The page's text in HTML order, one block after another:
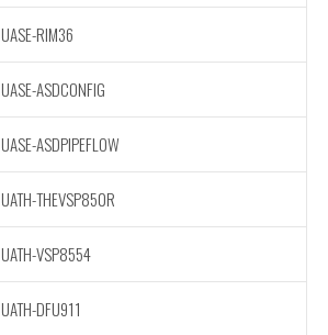
UASE-RIM36
UASE-ASDCONFIG
UASE-ASDPIPEFLOW
UATH-THEVSP850R
UATH-VSP8554
UATH-DFU911